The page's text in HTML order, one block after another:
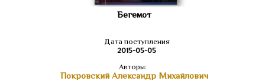
Бегемот
Дата поступления
2015-05-05
Авторы:
Покровский Александр Михайлович